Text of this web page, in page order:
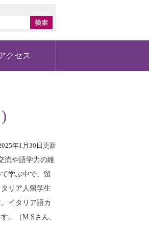
クセス
年1月30日更新
流や語学力の維
学ぶ中で、留
リア人留学生
イタリア語カ
。（M.Sさん、